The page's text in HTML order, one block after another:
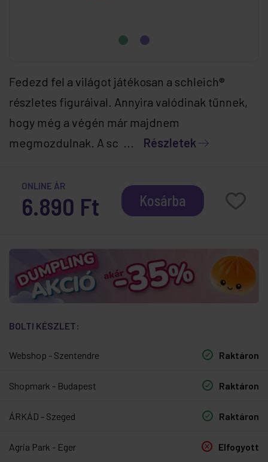
Fedezd fel a világot játékosan a schleich®
részletes figuráival. Annyira valódinak tűnnek,
hogy még a végén már majdnem
megmozdulnak. A sc ... Részletek
ONLINE ÁR
6.890 Ft Kosárba
BOLTI KÉSZLET:
Webshop - Szentendre Raktáron
Shopmark - Budapest Raktáron
ÁRKÁD - Szeged Raktáron
Agria Park - Eger Elfogyott